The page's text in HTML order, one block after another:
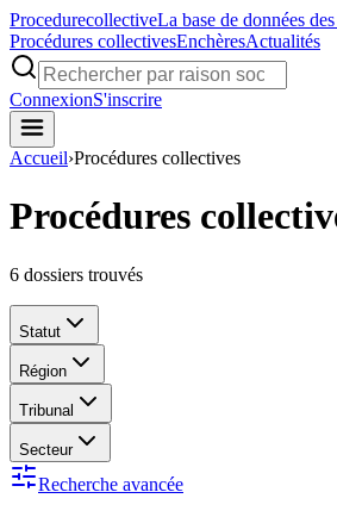
ProcedurecollectiveLa base de données
Procédures collectivesEnchèresActualités
ConnexionS'inscrire
Accueil›Procédures collectives
Procédures
6 dossiers trouvés
Statut
Région
Tribunal
Secteur
Recherche avancée